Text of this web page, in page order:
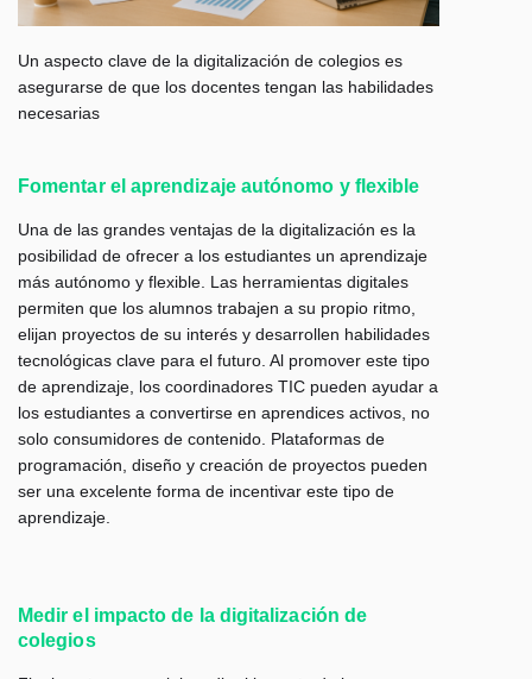
Un aspecto clave de la digitalización de colegios es
asegurarse de que los docentes tengan las habilidades
necesarias
Fomentar el aprendizaje autónomo y flexible
Una de las grandes ventajas de la digitalización es la
posibilidad de ofrecer a los estudiantes un aprendizaje
más autónomo y flexible. Las herramientas digitales
permiten que los alumnos trabajen a su propio ritmo,
elijan proyectos de su interés y desarrollen habilidades
tecnológicas clave para el futuro. Al promover este tipo
de aprendizaje, los coordinadores TIC pueden ayudar a
los estudiantes a convertirse en aprendices activos, no
solo consumidores de contenido. Plataformas de
programación, diseño y creación de proyectos pueden
ser una excelente forma de incentivar este tipo de
aprendizaje.
Medir el impacto de la digitalización de
colegios